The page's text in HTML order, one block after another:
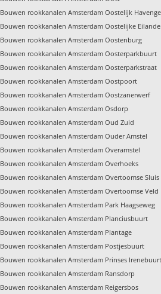
Bouwen rookkanalen Amsterdam Oostelijk
Bouwen rookkanalen Amsterdam Oostelijke
Bouwen rookkanalen Amsterdam Oostenburg
Bouwen rookkanalen Amsterdam Oosterparkbuurt
Bouwen rookkanalen Amsterdam Oosterparkstraat
Bouwen rookkanalen Amsterdam Oostpoort
Bouwen rookkanalen Amsterdam Oostzanerwerf
Bouwen rookkanalen Amsterdam Osdorp
Bouwen rookkanalen Amsterdam Oud Zuid
Bouwen rookkanalen Amsterdam Ouder Amstel
Bouwen rookkanalen Amsterdam Overamstel
Bouwen rookkanalen Amsterdam Overhoeks
Bouwen rookkanalen Amsterdam Overtoomse Sluis
Bouwen rookkanalen Amsterdam Overtoomse Veld
Bouwen rookkanalen Amsterdam Park Haagseweg
Bouwen rookkanalen Amsterdam Planciusbuurt
Bouwen rookkanalen Amsterdam Plantage
Bouwen rookkanalen Amsterdam Postjesbuurt
Bouwen rookkanalen Amsterdam Prinses Irenebuurt
Bouwen rookkanalen Amsterdam Ransdorp
Bouwen rookkanalen Amsterdam Reigersbos